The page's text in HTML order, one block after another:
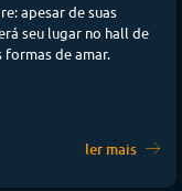
apesar de suas
seu lugar no hall de
formas de amar.
ler mais